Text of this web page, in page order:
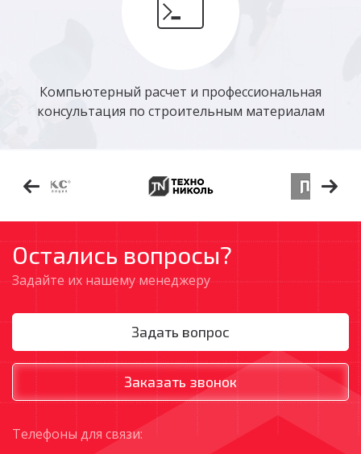
Компьютерный расчет и профессиональная
консультация по строительным материалам
Остались вопросы?
Задайте их нашему менеджеру
Задать вопрос
Заказать звонок
Tелефоны для связи: